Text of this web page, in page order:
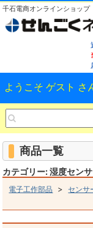
千石電商オンラインショップ
ようこそ ゲスト さ
商品一覧
カテゴリー: 湿度セン
電子工作部品 >センサ